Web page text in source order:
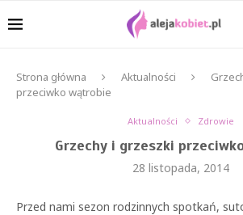
Strona główna Aktualności
przeciwko wątrobie
Aktualności Zdrowie
Grzechy i grzeszki
28 listopada, 2014
Przed nami sezon rodzinnych spotkań,